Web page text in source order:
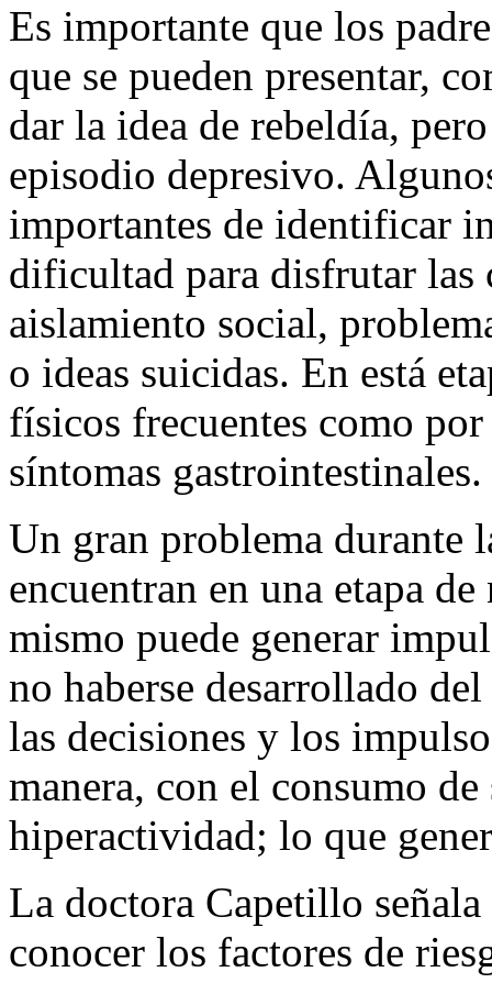
Es importante que los
que se pueden presentar,
dar la idea de rebeldía,
episodio depresivo.
importantes de identificar
dificultad para disfrutar las
aislamiento social,
o ideas suicidas. En está
físicos frecuentes como
síntomas gastrointestinales.
Un gran problema durante
encuentran en una etapa
mismo puede generar
no haberse desarrollado
las decisiones y los
manera, con el consumo
hiperactividad; lo que
La doctora Capetillo
conocer los factores de